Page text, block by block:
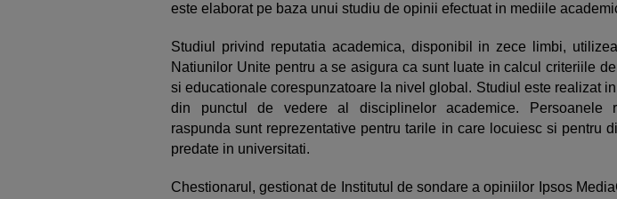
este elaborat pe baza unui studiu de opinii efectuat in mediile
Studiul privind reputatia academica, disponibil in zece limbi,
Natiunilor Unite pentru a se asigura ca sunt luate in calcul criteriile
si educationale corespunzatoare la nivel global. Studiul este realizat in
din punctul de vedere al disciplinelor academice. Persoanele
raspunda sunt reprezentative pentru tarile in care locuiesc si pentru
predate in universitati.
Chestionarul, gestionat de Institutul de sondare a opiniilor Ipsos